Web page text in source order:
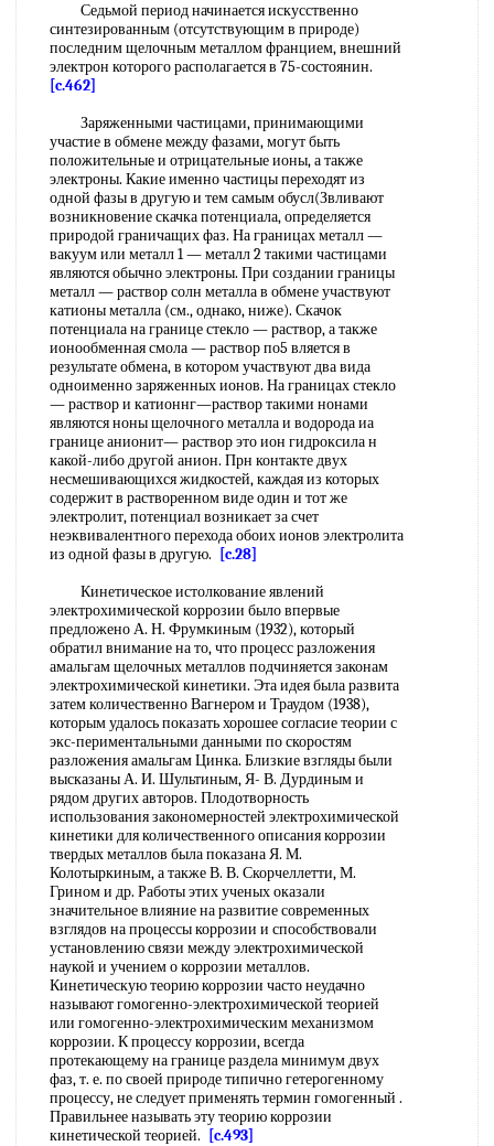
Седьмой период начинается искусственно
синтезированным (отсутствующим в природе)
последним щелочным металлом францием, внешний
электрон которого располагается в 75-состоянин.
[c.462]
Заряженными частицами, принимающими
участие в обмене между фазами, могут быть
положительные и отрицательные ионы, а также
электроны. Какие именно частицы переходят из
одной фазы в другую и тем самым обусл(Звливают
возникновение скачка потенциала, определяется
природой граничащих фаз. На границах металл —
вакуум или металл 1 — металл 2 такими частицами
являются обычно электроны. При создании границы
металл — раствор солн металла в обмене участвуют
катионы металла (см., однако, ниже). Скачок
потенциала на границе стекло — раствор, а также
ионообменная смола — раствор по5 вляется в
результате обмена, в котором участвуют два вида
одноименно заряженных ионов. На границах стекло
— раствор и катионнг—раствор такими нонами
являются ноны щелочного металла и водорода иа
границе анионит— раствор это ион гидроксила н
какой-либо другой анион. Прн контакте двух
несмешивающихся жидкостей, каждая из которых
содержит в растворенном виде один и тот же
электролит, потенциал возникает за счет
неэквивалентного перехода обоих ионов электролита
из одной фазы в другую.
[c.28]
Кинетическое истолкование явлений
электрохимической коррозии было впервые
предложено А. Н. Фрумкиным (1932), который
обратил внимание на то, что процесс разложения
амальгам щелочных металлов подчиняется законам
электрохимической кинетики. Эта идея была развита
затем количественно Вагнером и Траудом (1938),
которым удалось показать хорошее согласие теории с
экс-периментальными данными по скоростям
разложения амальгам Цинка. Близкие взгляды были
высказаны А. И. Шультиным, Я- В. Дурдиным и
рядом других авторов. Плодотворность
использования закономерностей электрохимической
кинетики для количественного описания коррозии
твердых металлов была показана Я. М.
Колотыркиным, а также В. В. Скорчеллетти, М.
Грином и др. Работы этих ученых оказали
значительное влияние на развитие современных
взглядов на процессы коррозии и способствовали
установлению связи между электрохимической
наукой и учением о коррозии металлов.
Кинетическую теорию коррозии часто неудачно
называют гомогенно-электрохимической теорией
или гомогенно-электрохимическим механизмом
коррозии. К процессу коррозии, всегда
протекающему на границе раздела минимум двух
фаз, т. е. по своей природе типично гетерогенному
процессу, не следует применять термин гомогенный .
Правильнее называть эту теорию коррозии
кинетической теорией.
[c.493]